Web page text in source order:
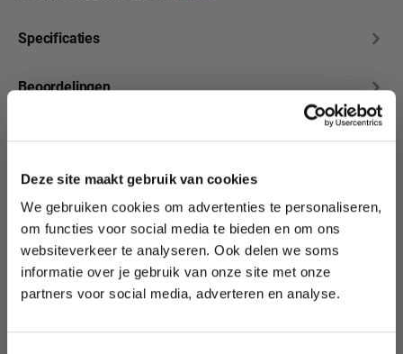
Deze site maakt gebruik van cookies
We gebruiken cookies om advertenties te personaliseren,
om functies voor social media te bieden en om ons
websiteverkeer te analyseren. Ook delen we soms
informatie over je gebruik van onze site met onze
partners voor social media, adverteren en analyse.
Specificaties
Beoordelingen
Productgalerij overslaan
Heb je onze andere
Silicone Pigmenten
al gezien?
10% korting?
Lees als eerste over nieuwe producten,
tutorials, aanbiedingen, evenementen,
wedstrijden en meer.
Meld je aan en ontvang direct